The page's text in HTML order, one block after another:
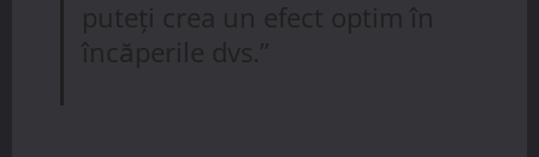
puteți crea un efect optim în
încăperile dvs.”